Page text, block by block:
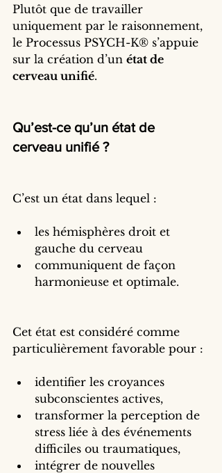
Plutôt que de travailler
uniquement par le raisonnement,
le Processus PSYCH-K® s’appuie
sur la création d’un état de
cerveau unifié.
Qu’est-ce qu’un état de
cerveau unifié ?
C’est un état dans lequel :
les hémisphères droit et
gauche du cerveau
communiquent de façon
harmonieuse et optimale.
Cet état est considéré comme
particulièrement favorable pour :
identifier les croyances
subconscientes actives,
transformer la perception de
stress liée à des événements
difficiles ou traumatiques,
intégrer de nouvelles